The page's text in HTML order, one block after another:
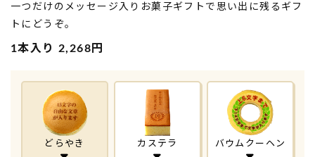
一つだけのメッセージ入りお菓子ギフトで思い出に残るギフ
トにどうぞ。
1本入り 2,268円
どらやき カステラ バウムクーヘン